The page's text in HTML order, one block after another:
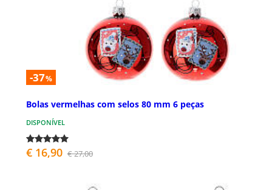
-37%
Bolas vermelhas com selos 80 mm 6 peças
DISPONÍVEL
€ 16,90 € 27,00